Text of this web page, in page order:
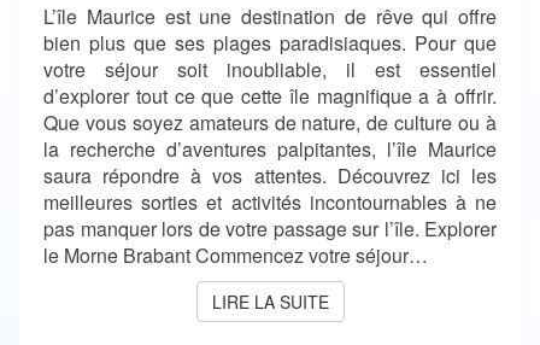
L’île Maurice est une destination de rêve qui offre
bien plus que ses plages paradisiaques. Pour que
votre séjour soit inoubliable, il est essentiel
d’explorer tout ce que cette île magnifique a à offrir.
Que vous soyez amateurs de nature, de culture ou à
la recherche d’aventures palpitantes, l’île Maurice
saura répondre à vos attentes. Découvrez ici les
meilleures sorties et activités incontournables à ne
pas manquer lors de votre passage sur l’île. Explorer
le Morne Brabant Commencez votre séjour…
LIRE LA SUITELIRE LA SUITE